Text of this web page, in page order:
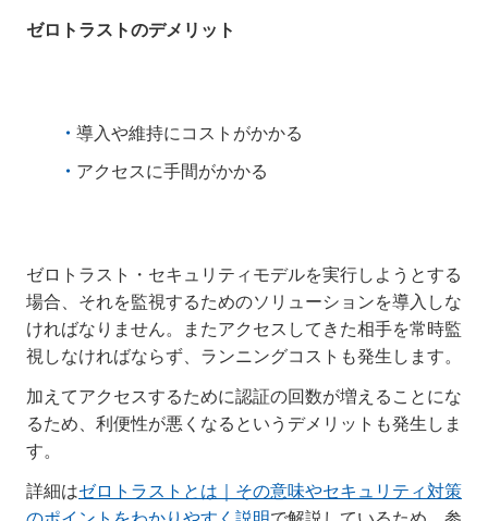
ゼロトラストのデメリット
導入や維持にコストがかかる
アクセスに手間がかかる
ゼロトラスト・セキュリティモデルを実行しようとする
場合、それを監視するためのソリューションを導入しな
ければなりません。またアクセスしてきた相手を常時監
視しなければならず、ランニングコストも発生します。
加えてアクセスするために認証の回数が増えることにな
るため、利便性が悪くなるというデメリットも発生しま
す。
詳細はゼロトラストとは｜その意味やセキュリティ対策